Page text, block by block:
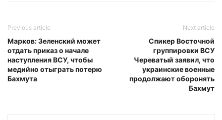
Previous article
Марков: Зеленский может
отдать приказ о начале
наступления ВСУ, чтобы
медийно отыграть потерю
Бахмута
Next article
Спикер Восточной
группировки ВСУ
Череватый заявил, что
украинские военные
продолжают оборонять
Бахмут